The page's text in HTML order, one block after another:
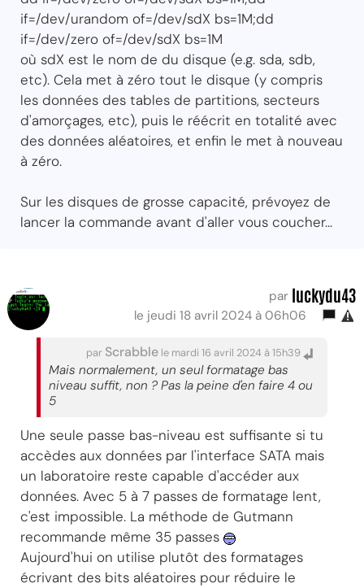
if=/dev/urandom of=/dev/sdX bs=1M;dd
if=/dev/zero of=/dev/sdX bs=1M
où sdX est le nom de du disque (e.g. sda, sdb,
etc). Cela met à zéro tout le disque (y compris
les données des tables de partitions, secteurs
d'amorçages, etc), puis le réécrit en totalité avec
des données aléatoires, et enfin le met à nouveau
à zéro.
Sur les disques de grosse capacité, prévoyez de
lancer la commande avant d'aller vous coucher...
par luckydu43
le jeudi 18 avril 2024 à 06h06
par Scrabble le mardi 16 avril 2024 à 15h39
Mais normalement, un seul formatage bas
niveau suffit, non ? Pas la peine d'en faire 4 ou
5
Une seule passe bas-niveau est suffisante si tu
accèdes aux données par l'interface SATA mais
un laboratoire reste capable d'accéder aux
données. Avec 5 à 7 passes de formatage lent,
c'est impossible. La méthode de Gutmann
recommande même 35 passes
Aujourd'hui on utilise plutôt des formatages
écrivant des bits aléatoires pour réduire le